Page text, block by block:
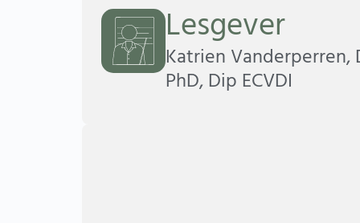
Lesgever
Katrien Vanderperren,
PhD, Dip ECVDI